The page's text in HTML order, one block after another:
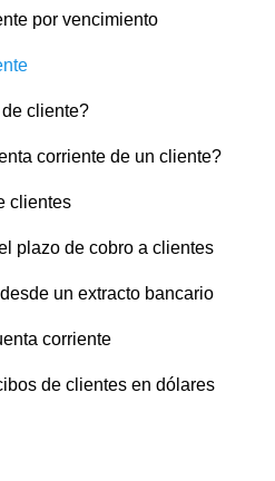
por vencimiento
cliente?
corriente de un cliente?
clientes
plazo de cobro a clientes
un extracto bancario
corriente
de clientes en dólares